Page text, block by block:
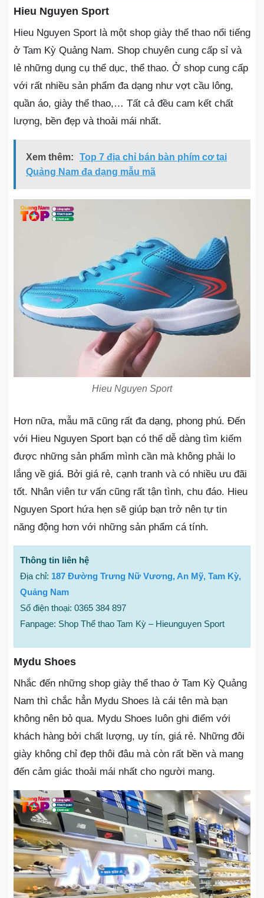
Hieu Nguyen Sport
Hieu Nguyen Sport là một shop giày thể thao nổi tiếng
ở Tam Kỳ Quảng Nam. Shop chuyên cung cấp sỉ và
lẻ những dụng cụ thể dục, thể thao. Ở shop cung cấp
với rất nhiều sản phẩm đa dạng như vợt cầu lông,
quần áo, giày thể thao,… Tất cả đều cam kết chất
lượng, bền đẹp và thoải mái nhất.
Xem thêm:
Top 7 địa chỉ bán bàn phím cơ tại
Quảng Nam đa dạng mẫu mã
Hieu Nguyen Sport
Hơn nữa, mẫu mã cũng rất đa dạng, phong phú. Đến
với Hieu Nguyen Sport bạn có thể dễ dàng tìm kiếm
được những sản phẩm mình cần mà không phải lo
lắng về giá. Bởi giá rẻ, cạnh tranh và có nhiều ưu đãi
tốt. Nhân viên tư vấn cũng rất tận tình, chu đáo. Hieu
Nguyen Sport hứa hẹn sẽ giúp bạn trở nên tự tin
năng động hơn với những sản phẩm cá tính.
Thông tin liên hệ
Địa chỉ: 187 Đường Trưng Nữ Vương, An Mỹ, Tam Kỳ,
Quảng Nam
Số điện thoại: 0365 384 897
Fanpage: Shop Thể thao Tam Kỳ – Hieunguyen Sport
Mydu Shoes
Nhắc đến những shop giày thể thao ở Tam Kỳ Quảng
Nam thì chắc hẳn Mydu Shoes là cái tên mà bạn
không nên bỏ qua. Mydu Shoes luôn ghi điểm với
khách hàng bởi chất lượng, uy tín, giá rẻ. Những đôi
giày không chỉ đẹp thôi đâu mà còn rất bền và mang
đến cảm giác thoải mái nhất cho người mang.